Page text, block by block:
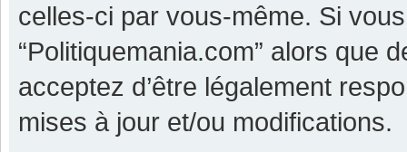
celles-ci par vous-même. Si
“Politiquemania.com” alors que
acceptez d’être légalement
mises à jour et/ou modifications.